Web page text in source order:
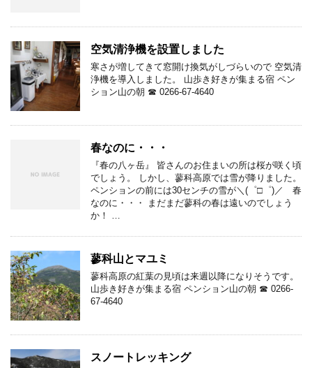
空気清浄機を設置しました
寒さが増してきて窓開け換気がしづらいので 空気清
浄機を導入しました。 山歩き好きが集まる宿 ペン
ション山の朝 ☎ 0266-67-4640
春なのに・・・
『春の八ヶ岳』 皆さんのお住まいの所は桜が咲く頃
でしょう。 しかし、蓼科高原では雪が降りました。
ペンションの前には30センチの雪が＼(゜□゜)／ 春
なのに・・・ まだまだ蓼科の春は遠いのでしょう
か！ …
蓼科山とマユミ
蓼科高原の紅葉の見頃は来週以降になりそうです。
山歩き好きが集まる宿 ペンション山の朝 ☎ 0266-
67-4640
スノートレッキング